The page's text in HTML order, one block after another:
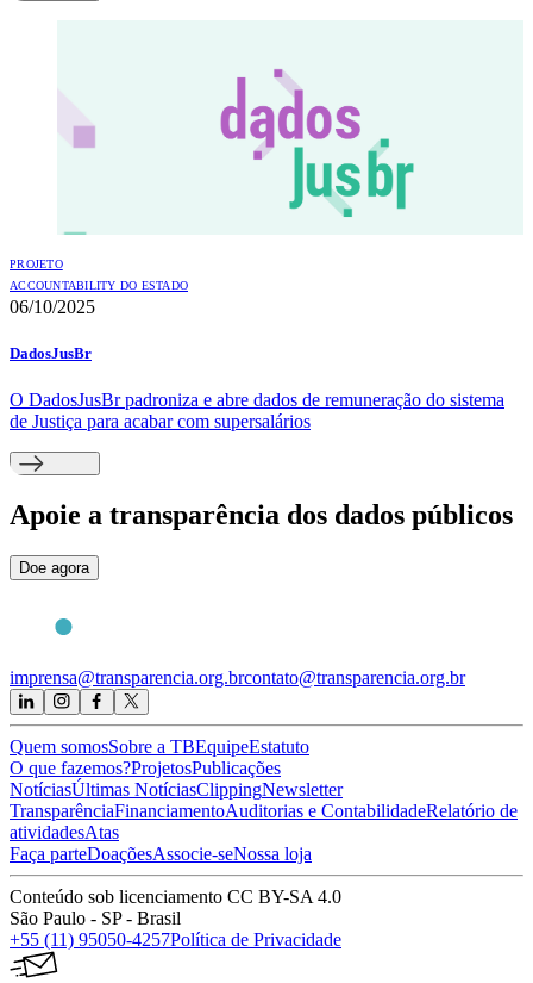
PROJETO
ACCOUNTABILITY DO ESTADO
06/10/2025
DadosJusBr
O DadosJusBr padroniza e abre dados de remuneração do sistema
de Justiça para acabar com supersalários
Apoie a transparência dos dados públicos
Doe agora
imprensa@transparencia.org.brcontato@transparencia.org.br
Quem somosSobre a TBEquipeEstatuto
O que fazemos?ProjetosPublicações
NotíciasÚltimas NotíciasClippingNewsletter
TransparênciaFinanciamentoAuditorias e ContabilidadeRelatório de
atividadesAtas
Faça parteDoaçõesAssocie-seNossa loja
Conteúdo sob licenciamento CC BY-SA 4.0
São Paulo - SP - Brasil
+55 (11) 95050-4257Política de Privacidade